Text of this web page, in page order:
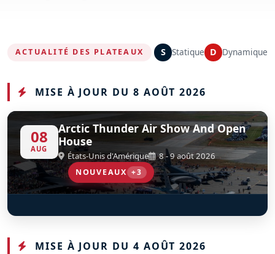
ACTUALITÉ DES PLATEAUX S Statique D Dynamique
MISE À JOUR DU 8 AOÛT 2026
08
AUG
Arctic Thunder Air Show And Open
House
États-Unis d'Amérique 8 - 9 août 2026
NOUVEAUX +3
D
Go Ez Aerobatics D
Undaunted Airshows D
US Army Golden Knights
MISE À JOUR DU 4 AOÛT 2026